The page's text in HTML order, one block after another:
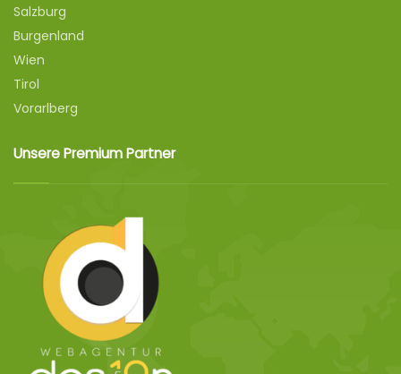
Salzburg
Burgenland
Wien
Tirol
Vorarlberg
Unsere Premium Partner